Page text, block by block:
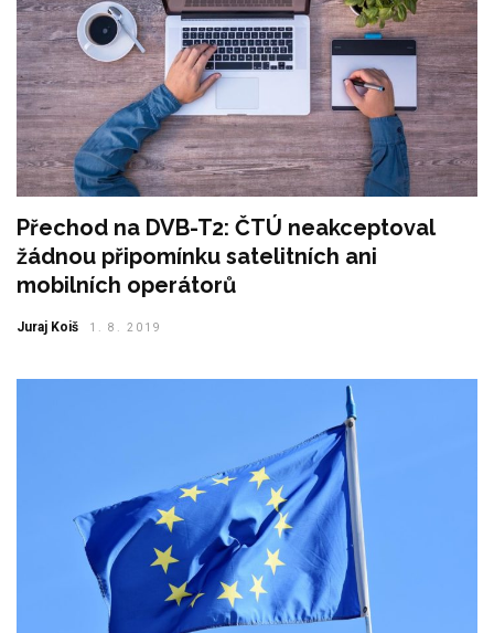
Přechod na DVB-T2: ČTÚ neakceptoval
žádnou připomínku satelitních ani
mobilních operátorů
Juraj Koiš 1. 8. 2019